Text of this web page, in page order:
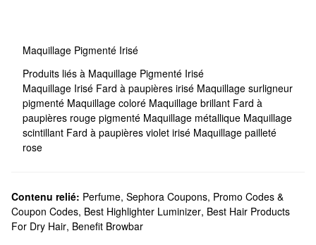
Maquillage Pigmenté Irisé
Produits liés à Maquillage Pigmenté Irisé
Maquillage Irisé Fard à paupières irisé Maquillage surligneur
pigmenté Maquillage coloré Maquillage brillant Fard à
paupières rouge pigmenté Maquillage métallique Maquillage
scintillant Fard à paupières violet irisé Maquillage pailleté
rose
Contenu relié: Perfume, Sephora Coupons, Promo Codes &
Coupon Codes, Best Highlighter Luminizer, Best Hair Products
For Dry Hair, Benefit Browbar